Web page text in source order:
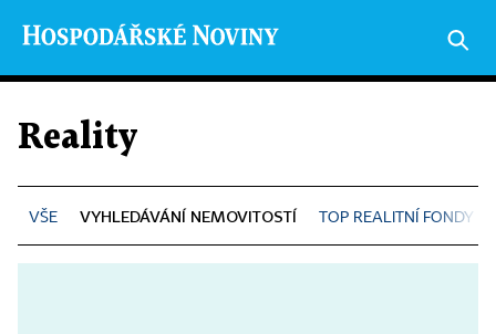
Reality
VYHLEDÁVÁNÍ NEMOVITOSTÍ TOP REALITNÍ FONDY